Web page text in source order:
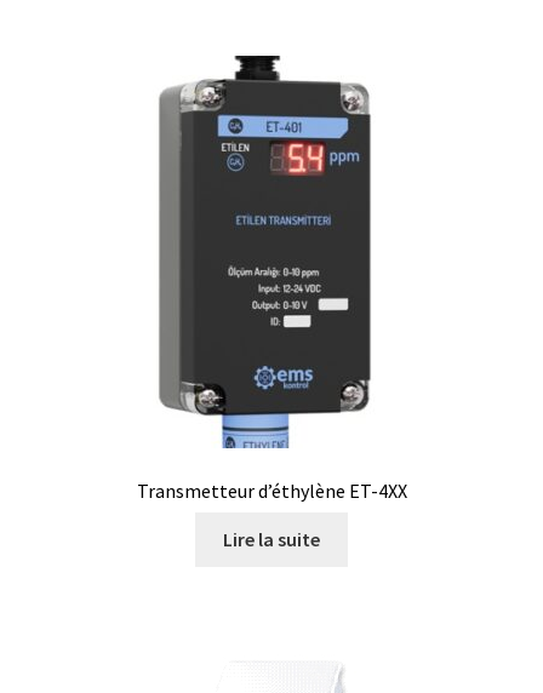
Transmetteur d’éthylène ET-4XX
Lire la suite